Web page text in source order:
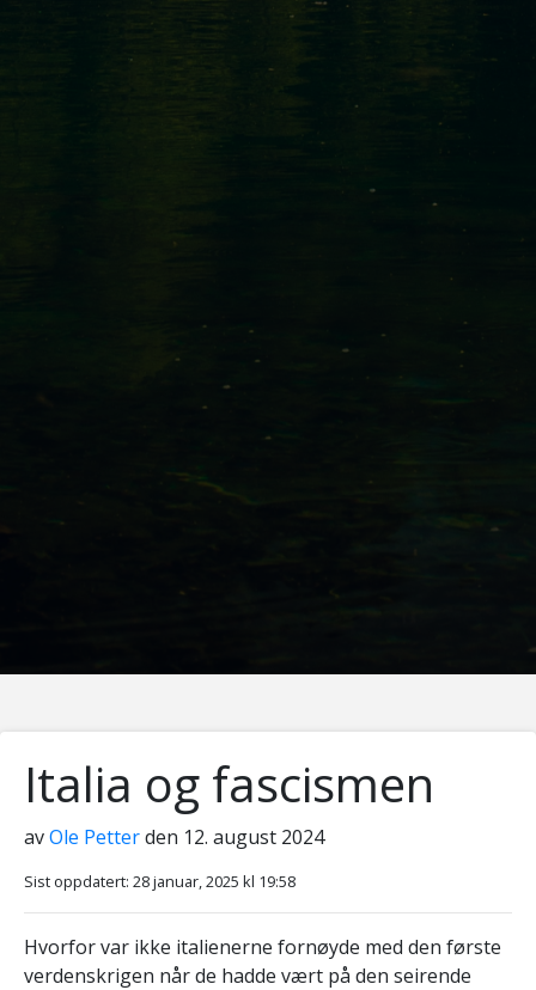
Italia og fascismen
avOle Petterden 12. august 2024
Sist oppdatert: 28 januar, 2025 kl 19:58
Hvorfor var ikke italienerne fornøyde med den første
verdenskrigen når de hadde vært på den seirende